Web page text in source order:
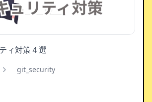
ィ対策４選
git_security